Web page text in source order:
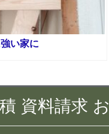
い家に
資料請求